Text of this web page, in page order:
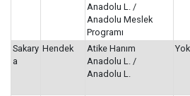
Anadolu L. /
Anadolu Meslek
Programı
Sakary
a
Hendek
Atike Hanım
Anadolu L. /
Anadolu L.
Yok